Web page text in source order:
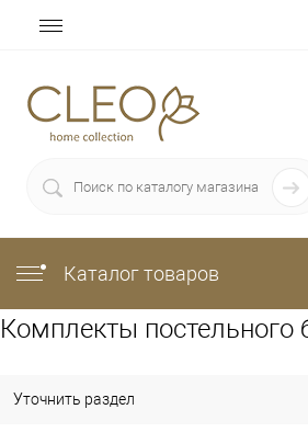
Каталог товаров
Комплекты постельного
Уточнить раздел